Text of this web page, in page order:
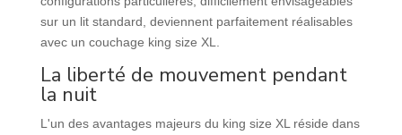
sur un lit standard, deviennent parfaitement réalisables
avec un couchage king size XL.
La liberté de mouvement pendant
la nuit
L'un des avantages majeurs du king size XL réside dans